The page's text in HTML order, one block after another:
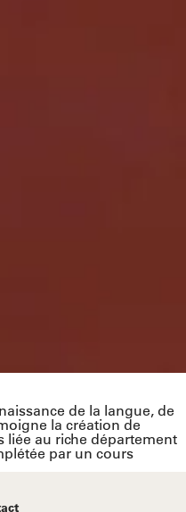
de la langue, de
la création de
liée au riche département
par un cours